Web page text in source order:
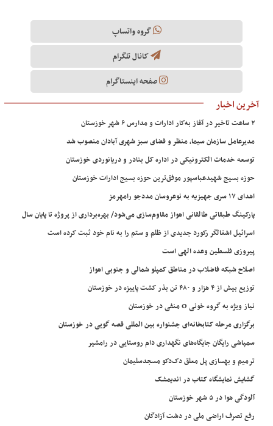
گروه واتساپ
کانال تلگرام
صفحه اینستاگرام
آخرین اخبار
۲ ساعت تاخیر در آغاز به‌کار ادارات و مدارس ۶ شهر خوزستان
مدیرعامل سازمان سیما، منظر و فضای سبز شهری آبادان منصوب شد
توسعه خدمات الکترونیکی در اداره کل بنادر و دریانوردی خوزستان
حوزه بسیج شهیدعباسپور موفق‌ترین حوزه بسیج ادارات خوزستان
اهدای ۱۷ سری جهیزیه به نوعروسان مددجو رامهرمز
پارکینگ طبقاتی طالقانی اهواز مقاوم‌سازی می‌شود/ بهره‌برداری از پروژه تا پایان سال
اسرائیل اشغالگر رکورد جدیدی از ظلم و ستم را به نام خود ثبت کرده است
پیروزی فلسطین وعده الهی است
اصلاح شبکه فاضلاب در مناطق کمپلو شمالی و جنوبی اهواز
توزیع بیش از ۴ هزار و ۴۸۰ تن بذر کشت پاییزه در خوزستان
نیاز ویژه به گروه خونی O منفی در خوزستان
برگزاری مرحله کتابخانه‌ای جشنواره بین المللی قصه گویی در خوزستان
سمپاشی رایگان جایگاه‌های نگهداری دام روستایی در رامشیر
ترمیم و بهسازی پل معلق دک‌دکو مسجدسلیمان
گشایش نمایشگاه کتاب در اندیمشک
آلودگی هوا در ۵ شهر خوزستان
رفع تصرف اراضی ملی در دشت آزادگان